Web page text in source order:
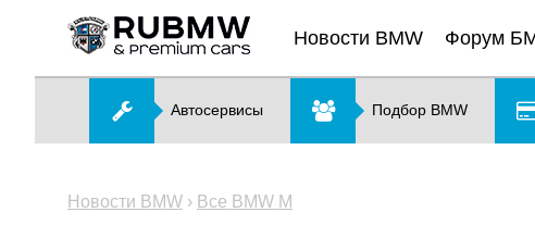
Новости BMW Форум
Автосервисы Подбор BMW
Новости BMW › Все BMW M